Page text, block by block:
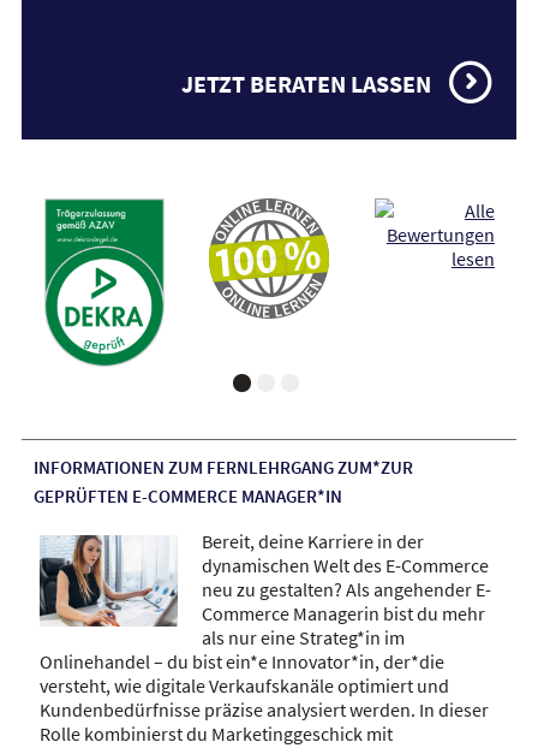
JETZT BERATEN LASSEN
INFORMATIONEN ZUM FERNLEHRGANG ZUM*ZUR
GEPRÜFTEN E-COMMERCE MANAGER*IN
Bereit, deine Karriere in der
dynamischen Welt des E-Commerce
neu zu gestalten? Als angehender E-
Commerce Managerin bist du mehr
als nur eine Strateg*in im
Onlinehandel – du bist ein*e Innovator*in, der*die
versteht, wie digitale Verkaufskanäle optimiert und
Kundenbedürfnisse präzise analysiert werden. In dieser
Rolle kombinierst du Marketinggeschick mit